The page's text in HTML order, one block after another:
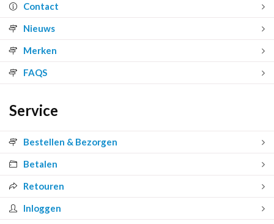
Contact
Nieuws
Merken
FAQS
Service
Bestellen & Bezorgen
Betalen
Retouren
Inloggen